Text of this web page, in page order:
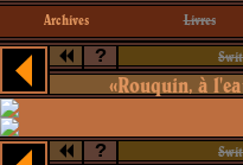
Archives Livres
?
«Rouquin, à
?